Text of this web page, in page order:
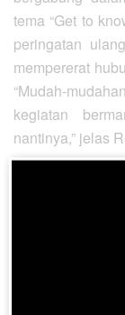
tema “Get to
peringatan
mempererat
“Mudah-
kegiatan
nantinya,” jelas
Ketua Panitia